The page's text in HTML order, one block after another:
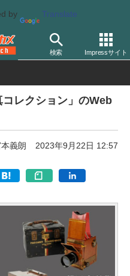
by Translate
検索 Impressサイト
コレクション」のWeb
義朗 2023年9月22日 12:57